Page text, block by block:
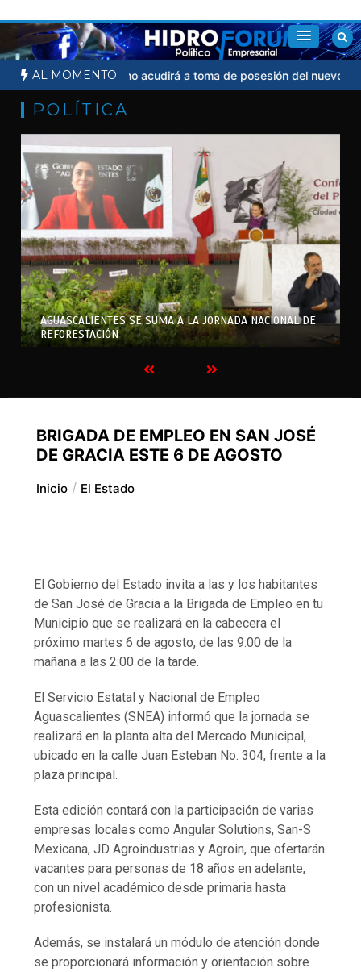
al
contenido
AL MOMENTO
Sheinbaum no acudirá a toma de posesión del nuevo
POLÍTICA
AGUASCALIENTES SE SUMA A LA JORNADA NACIONAL DE
REFORESTACIÓN
BRIGADA DE EMPLEO EN SAN JOSÉ
DE GRACIA ESTE 6 DE AGOSTO
Inicio El Estado
El Gobierno del Estado invita a las y los habitantes
de San José de Gracia a la Brigada de Empleo en tu
Municipio que se realizará en la cabecera el
próximo martes 6 de agosto, de las 9:00 de la
mañana a las 2:00 de la tarde.
El Servicio Estatal y Nacional de Empleo
Aguascalientes (SNEA) informó que la jornada se
realizará en la planta alta del Mercado Municipal,
ubicado en la calle Juan Esteban No. 304, frente a la
plaza principal.
Esta edición contará con la participación de varias
empresas locales como Angular Solutions, San-S
Mexicana, JD Agroindustrias y Agroin, que ofertarán
vacantes para personas de 18 años en adelante,
con un nivel académico desde primaria hasta
profesionista.
Además, se instalará un módulo de atención donde
se proporcionará información y orientación sobre